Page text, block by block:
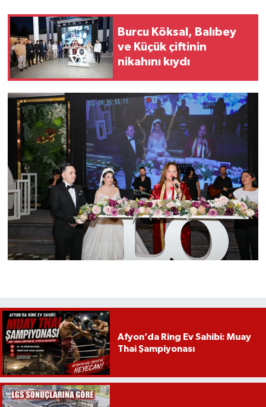
Burcu Köksal, Balıbey
ve Küçük çiftinin
nikahını kıydı
Afyon’da Ring Ev Sahibi: Muay
Thai Şampiyonası